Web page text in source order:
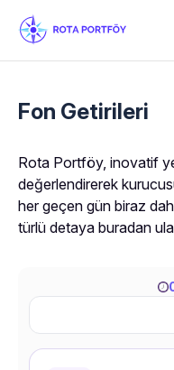
Fon Getirileri
Rota Portföy, inovatif
değerlendirerek
her geçen gün biraz
türlü detaya buradan